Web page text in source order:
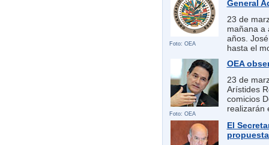
Foto: OEA
General
23 de
mañana a
años.
hasta el
Foto: OEA
OEA
23 de
Arístides
comicios
realizarán
El